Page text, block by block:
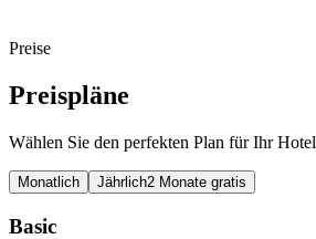
Preise
Preispläne
Wählen Sie den perfekten Plan für Ihr Hotel
Monatlich Jährlich2 Monate gratis
Basic